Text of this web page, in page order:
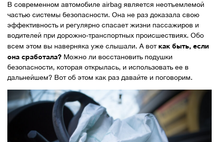
В современном автомобиле airbag является неотъемлемой
частью системы безопасности. Она не раз доказала свою
эффективность и регулярно спасает жизни пассажиров и
водителей при дорожно-транспортных происшествиях. Обо
всем этом вы наверняка уже слышали. А воткак быть, если
она сработала? Можно ли восстановить подушки
безопасности, которая открылась, и использовать ее в
дальнейшем? Вот об этом как раз давайте и поговорим.